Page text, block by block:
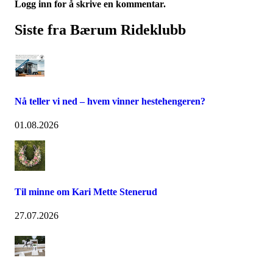
Logg inn for å skrive en kommentar.
Siste fra Bærum Rideklubb
Nå teller vi ned – hvem vinner hestehengeren?
01.08.2026
Til minne om Kari Mette Stenerud
27.07.2026